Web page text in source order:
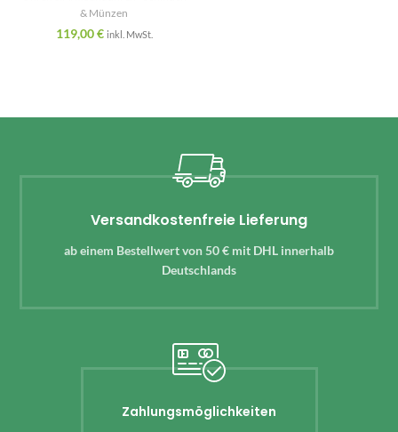
& Münzen
119,00€ inkl. MwSt.
Versandkostenfreie Lieferung
ab einem Bestellwert von 50 € mit DHL innerhalb
Deutschlands
Zahlungsmöglichkeiten